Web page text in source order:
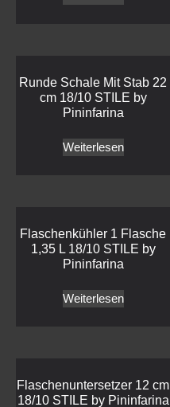
Runde Schale Mit Stab 22
cm 18/10 STILE by
Pininfarina
Weiterlesen
Flaschenkühler 1 Flasche
1,35 L 18/10 STILE by
Pininfarina
Weiterlesen
Flaschenuntersetzer 12 cm
18/10 STILE by Pininfarina